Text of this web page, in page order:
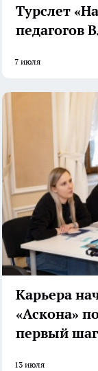
Турслет
педагогов
7 июля
Карьера
«Аскона»
первый
13 июля